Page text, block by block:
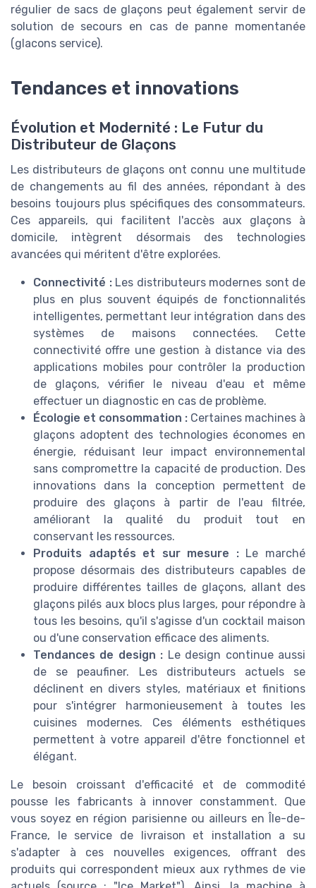
régulier de sacs de glaçons peut également servir de
solution de secours en cas de panne momentanée
(glacons service).
Tendances et innovations
Évolution et Modernité : Le Futur du
Distributeur de Glaçons
Les distributeurs de glaçons ont connu une multitude
de changements au fil des années, répondant à des
besoins toujours plus spécifiques des consommateurs.
Ces appareils, qui facilitent l'accès aux glaçons à
domicile, intègrent désormais des technologies
avancées qui méritent d'être explorées.
Connectivité :Les distributeurs modernes sont de
plus en plus souvent équipés de fonctionnalités
intelligentes, permettant leur intégration dans des
systèmes de maisons connectées. Cette
connectivité offre une gestion à distance via des
applications mobiles pour contrôler la production
de glaçons, vérifier le niveau d'eau et même
effectuer un diagnostic en cas de problème.
Écologie et consommation : Certaines machines à
glaçons adoptent des technologies économes en
énergie, réduisant leur impact environnemental
sans compromettre la capacité de production. Des
innovations dans la conception permettent de
produire des glaçons à partir de l'eau filtrée,
améliorant la qualité du produit tout en
conservant les ressources.
Produits adaptés et sur mesure :Le marché
propose désormais des distributeurs capables de
produire différentes tailles de glaçons, allant des
glaçons pilés aux blocs plus larges, pour répondre à
tous les besoins, qu'il s'agisse d'un cocktail maison
ou d'une conservation efficace des aliments.
Tendances de design : Le design continue aussi
de se peaufiner. Les distributeurs actuels se
déclinent en divers styles, matériaux et finitions
pour s'intégrer harmonieusement à toutes les
cuisines modernes. Ces éléments esthétiques
permettent à votre appareil d'être fonctionnel et
élégant.
Le besoin croissant d'efficacité et de commodité
pousse les fabricants à innover constamment. Que
vous soyez en région parisienne ou ailleurs en Île-de-
France, le service de livraison et installation a su
s'adapter à ces nouvelles exigences, offrant des
produits qui correspondent mieux aux rythmes de vie